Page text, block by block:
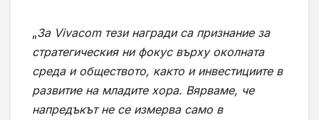
„За Vivacom тези награди са признание за
стратегическия ни фокус върху околната
среда и обществото, както и инвестициите в
развитие на младите хора. Вярваме, че
напредъкът не се измерва само в